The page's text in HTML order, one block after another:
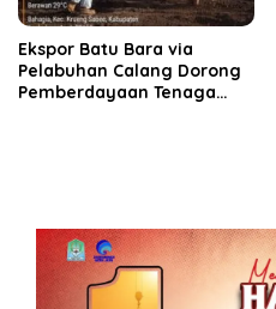
‎Ekspor Batu Bara via
Pelabuhan Calang Dorong
Pemberdayaan Tenaga